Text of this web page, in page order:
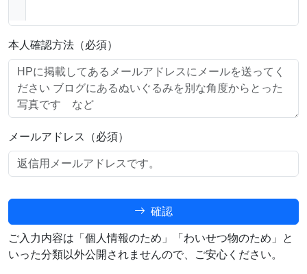
本人確認方法（必須）
メールアドレス（必須）
確認
ご入力内容は「個人情報のため」「わいせつ物のため」と
いった分類以外公開されませんので、ご安心ください。